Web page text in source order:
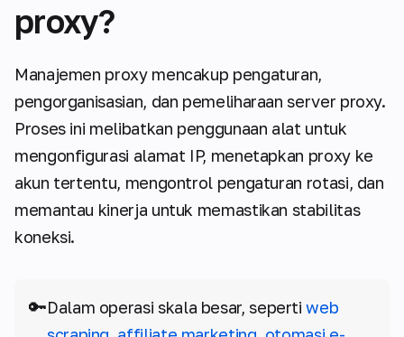
proxy?
Manajemen proxy mencakup pengaturan,
pengorganisasian, dan pemeliharaan server proxy.
Proses ini melibatkan penggunaan alat untuk
mengonfigurasi alamat IP, menetapkan proxy ke
akun tertentu, mengontrol pengaturan rotasi, dan
memantau kinerja untuk memastikan stabilitas
koneksi.
🔑Dalam operasi skala besar, sepertiweb